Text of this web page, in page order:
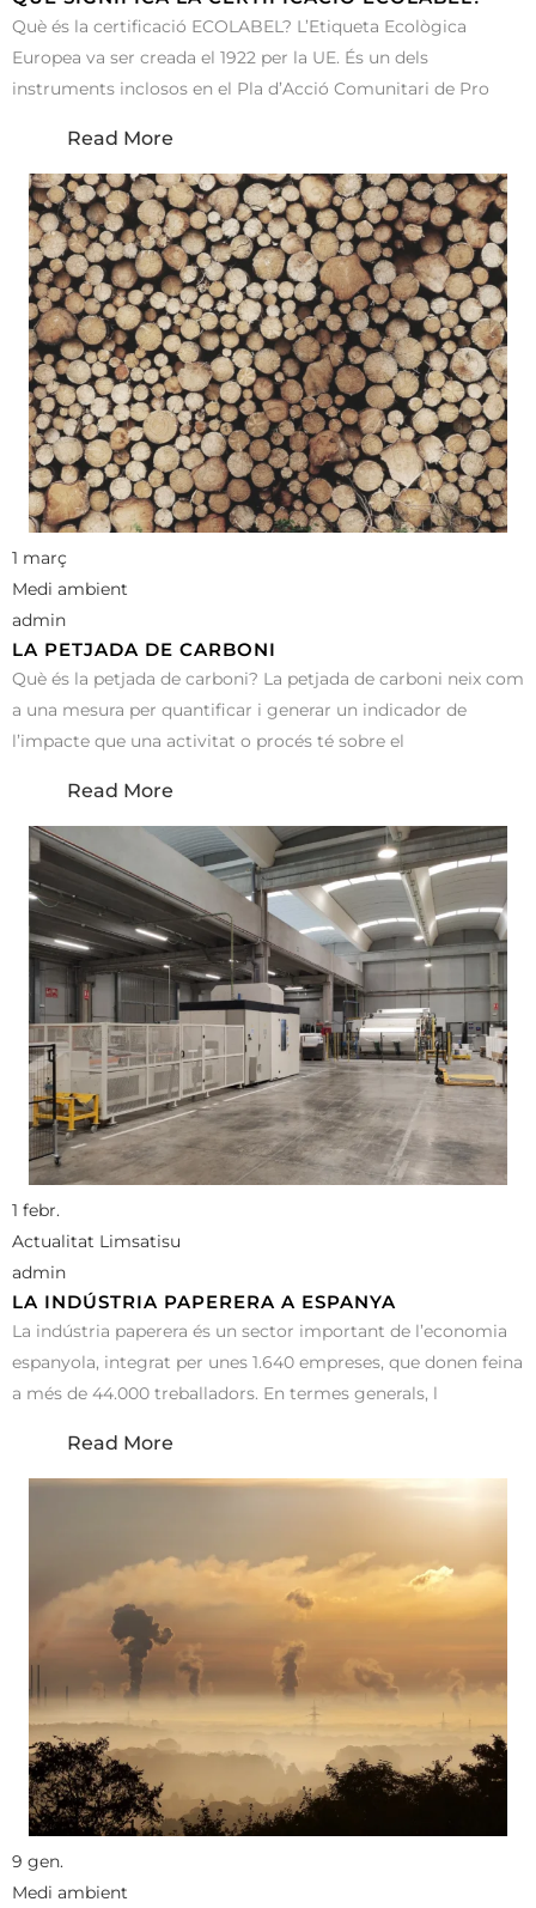
Què és la certificació ECOLABEL? L’Etiqueta Ecològica
Europea va ser creada el 1922 per la UE. És un dels
instruments inclosos en el Pla d’Acció Comunitari de Pro
Read More
1 març
Medi ambient
admin
LA PETJADA DE CARBONI
Què és la petjada de carboni? La petjada de carboni neix com
a una mesura per quantificar i generar un indicador de
l’impacte que una activitat o procés té sobre el
Read More
1 febr.
Actualitat Limsatisu
admin
LA INDÚSTRIA PAPERERA A ESPANYA
La indústria paperera és un sector important de l’economia
espanyola, integrat per unes 1.640 empreses, que donen feina
a més de 44.000 treballadors. En termes generals, l
Read More
9 gen.
Medi ambient